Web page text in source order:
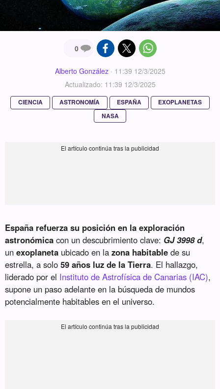
0
Alberto González· 11:39 12/3/2025
Actualizado: 11:39 12/3/2025
CIENCIA ASTRONOMÍA ESPAÑA
EXOPLANETAS
NASA
España refuerza su posición en la exploración
astronómica con un descubrimiento clave: GJ 3998 d,
unexoplaneta ubicado en lazona habitable de su
estrella, a solo59 años luz de la Tierra. El hallazgo,
liderado por el Instituto de Astrofísica de Canarias (IAC),
supone un paso adelante en la búsqueda de mundos
potencialmente habitables en el universo.